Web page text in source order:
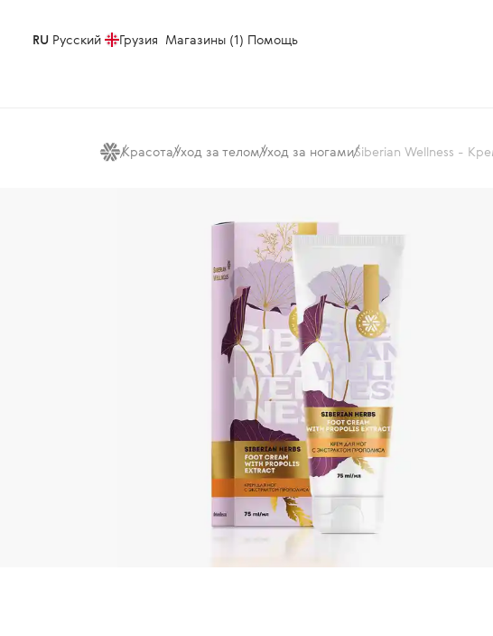
RU Русский Грузия Магазины (1) Помощь
КрасотаУход за теломУход за ногамиSiberian Wellness -